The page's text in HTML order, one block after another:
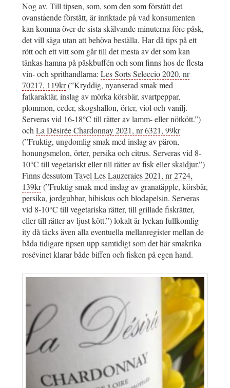
Nog av. Till tipsen, som, som den som förstått det
ovanstående förstått, är inriktade på vad konsumenten
kan komma över de sista skälvande minuterna före påsk,
det vill säga utan att behöva beställa. Har då tips på ett
rött och ett vitt som går till det mesta av det som kan
tänkas hamna på påskbuffén och som finns hos de flesta
vin- och sprithandlarna: Les Sorts Seleccio 2020, nr
70217, 119kr(”Kryddig, nyanserad smak med
fatkaraktär, inslag av mörka körsbär, svartpeppar,
plommon, ceder, skogshallon, örter, viol och vanilj.
Serveras vid 16-18°C till rätter av lamm- eller nötkött.”)
ochLa Désirée Chardonnay 2021, nr 6321, 99kr
(”Fruktig, ungdomlig smak med inslag av päron,
honungsmelon, örter, persika och citrus. Serveras vid 8-
10°C till vegetariskt eller till rätter av fisk eller skaldjur.”)
Finns dessutomTavel Les Lauzeraies 2021, nr 2724,
139kr(”Fruktig smak med inslag av granatäpple, körsbär,
persika, jordgubbar, hibiskus och blodapelsin. Serveras
vid 8-10°C till vegetariska rätter, till grillade fiskrätter,
eller till rätter av ljust kött.”) lokalt är lyckan fullkomlig
ity då täcks även alla eventuella mellanregister mellan de
båda tidigare tipsen upp samtidigt som det här smakrika
rosévinet klarar både biffen och fisken på egen hand.